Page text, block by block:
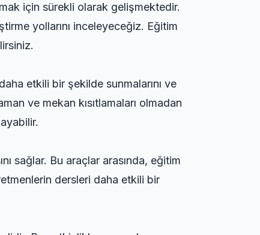
için sürekli olarak gelişmektedir.
yollarını inceleyeceğiz. Eğitim
etkili bir şekilde sunmalarını ve
ve mekan kısıtlamaları olmadan
sağlar. Bu araçlar arasında, eğitim
dersleri daha etkili bir